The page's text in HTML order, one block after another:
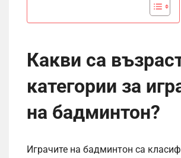
Какви са
категории за
на бадминтон?
Играчите на бадминтон са